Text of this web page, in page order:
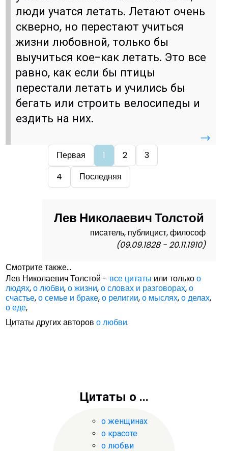
люди учатся летать. Летают очень
скверно, но перестают учиться
жизни любовной, только бы
выучиться кое-как летать. Это все
равно, как если бы птицы
перестали летать и учились бы
бегать или строить велосипеды и
ездить на них.
→
Первая 1 2
3
4
Последняя
Лев Николаевич Толстой
писатель, публицист, философ
(09.09.1828 - 20.11.1910)
Смотрите также...
Лев Николаевич Толстой - все цитаты или толькоо
людях,о любви,о жизни,о словах и разговорах,о
счастье,о семье и браке,о религии,о мыслях,о делах,
о еде,
Цитаты других авторово любви.
Цитаты о ...
о женщинах
о красоте
о любви